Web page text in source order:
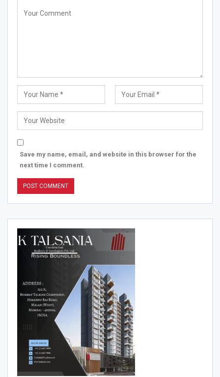
Save my name, email, and website in this browser for the
next time I comment.